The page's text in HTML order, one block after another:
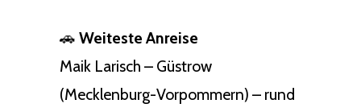
🚗 Weiteste Anreise
Maik Larisch – Güstrow
(Mecklenburg-Vorpommern) – rund